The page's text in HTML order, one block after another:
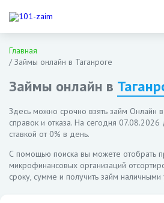
Главная
/Займы онлайн в Таганроге
Займы онлайн в
Здесь можно срочно взять займ Онлайн
справок и отказа. На сегодня 07.08.2026
ставкой от 0% в день.
С помощью поиска вы можете отобрать
микрофинансовых организаций
сроку, сумме и получить займ